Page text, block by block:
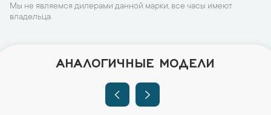
Мы не являемся дилерами данной марки, все часы имеют
владельца.
АНАЛОГИЧНЫЕ МОДЕЛИ